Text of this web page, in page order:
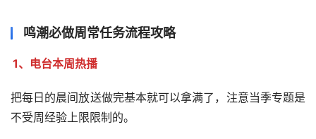
鸣潮必做周常任务流程攻略
1、电台本周热播
把每日的晨间放送做完基本就可以拿满了，注意当季专题是
不受周经验上限限制的。